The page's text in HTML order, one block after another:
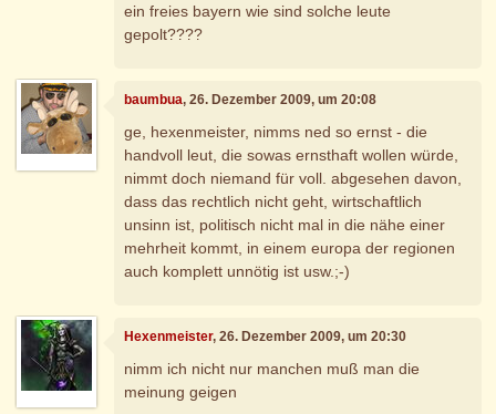
ein freies bayern wie sind solche leute
gepolt????
baumbua, 26. Dezember 2009, um 20:08
ge, hexenmeister, nimms ned so ernst - die
handvoll leut, die sowas ernsthaft wollen würde,
nimmt doch niemand für voll. abgesehen davon,
dass das rechtlich nicht geht, wirtschaftlich
unsinn ist, politisch nicht mal in die nähe einer
mehrheit kommt, in einem europa der regionen
auch komplett unnötig ist usw.;-)
Hexenmeister, 26. Dezember 2009, um 20:30
nimm ich nicht nur manchen muß man die
meinung geigen